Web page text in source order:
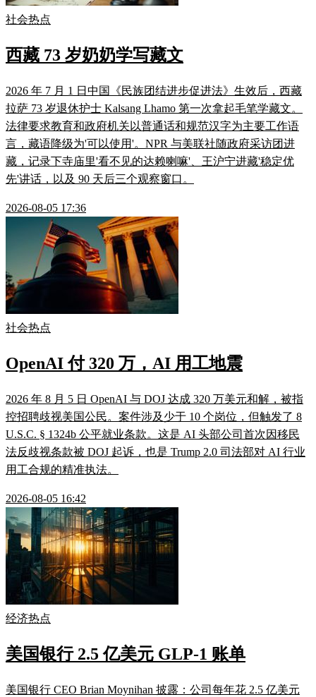
社会热点
西藏 73 岁奶奶学写藏文
2026 年 7 月 1 日中国《民族团结进步促进法》生效后，西藏
拉萨 73 岁退休护士 Kalsang Lhamo 第一次拿起毛笔学藏文。
法律要求教育和政府机关以普通话和规范汉字为主要工作语
言，藏语降级为'可以使用'。NPR 与美联社随政府采访团进
藏，记录下寺庙里'看不见的达赖喇嘛'、王沪宁进藏'稳定优
先'讲话，以及 90 天后三个观察窗口。
2026-08-05 17:36
社会热点
OpenAI 付 320 万，AI 用工地震
2026 年 8 月 5 日 OpenAI 与 DOJ 达成 320 万美元和解，被指
控招聘歧视美国公民。案件涉及少于 10 个岗位，但触发了 8
U.S.C. § 1324b 公平就业条款。这是 AI 头部公司首次因移民
法反歧视条款被 DOJ 起诉，也是 Trump 2.0 司法部对 AI 行业
用工合规的精准执法。
2026-08-05 16:42
经济热点
美国银行 2.5 亿美元 GLP-1 账单
美国银行 CEO Brian Moynihan 披露：公司每年花 2.5 亿美元